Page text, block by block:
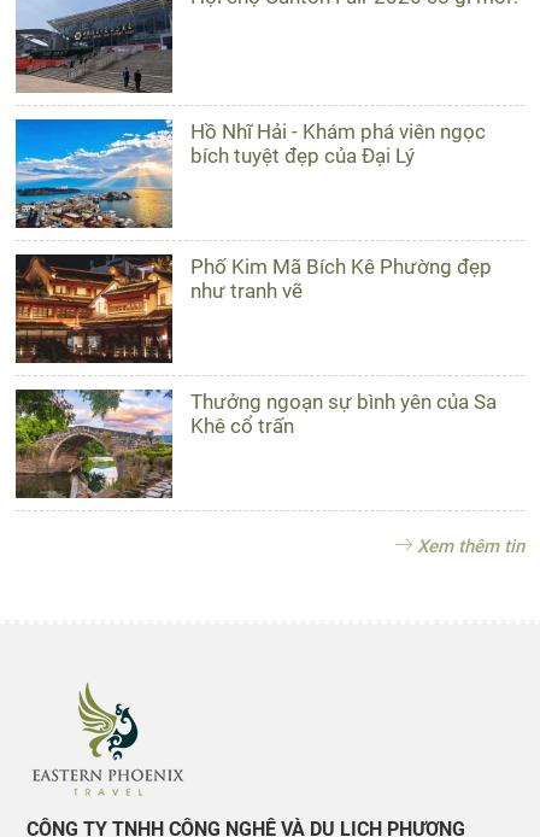
Hồ Nhĩ Hải - Khám phá viên ngọc
bích tuyệt đẹp của Đại Lý
Phố Kim Mã Bích Kê Phường đẹp
như tranh vẽ
Thưởng ngoạn sự bình yên của Sa
Khê cổ trấn
Xem thêm tin
CÔNG TY TNHH CÔNG NGHỆ VÀ DU LỊCH PHƯỢNG